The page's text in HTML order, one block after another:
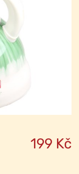
199 Kč